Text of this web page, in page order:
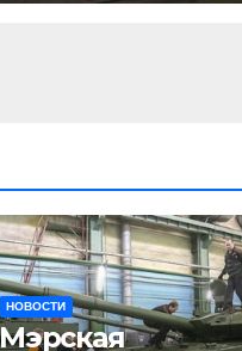
НОВОСТИ
Мэрская